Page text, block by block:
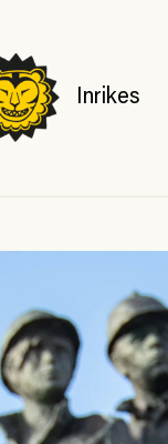
Inrikes